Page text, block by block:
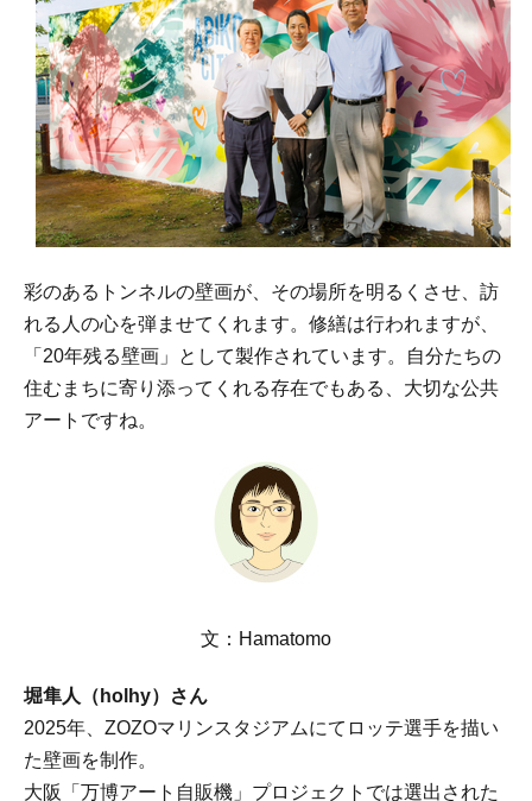
彩のあるトンネルの壁画が、その場所を明るくさせ、訪
れる人の心を弾ませてくれます。修繕は行われますが、
「20年残る壁画」として製作されています。自分たちの
住むまちに寄り添ってくれる存在でもある、大切な公共
アートですね。
文：Hamatomo
堀隼人（holhy）さん
2025年、ZOZOマリンスタジアムにてロッテ選手を描い
た壁画を制作。
大阪「万博アート自販機」プロジェクトでは選出された